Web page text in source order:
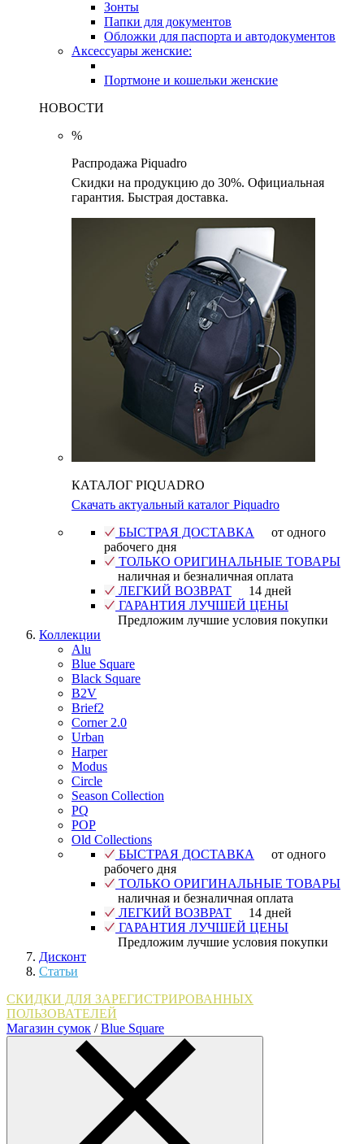
Зонты
Папки для документов
Обложки для паспорта и автодокументов
Аксессуары женские:
Портмоне и кошельки женские
НОВОСТИ
%
Распродажа Piquadro
Скидки на продукцию до 30%. Официальная
гарантия. Быстрая доставка.
КАТАЛОГ PIQUADRO
Скачать актуальный каталог Piquadro
БЫСТРАЯ ДОСТАВКА
от одного
рабочего дня
ТОЛЬКО ОРИГИНАЛЬНЫЕ ТОВАРЫ
наличная и безналичная оплата
ЛЕГКИЙ ВОЗВРАТ
14 дней
ГАРАНТИЯ ЛУЧШЕЙ ЦЕНЫ
Предложим лучшие условия покупки
Коллекции
Alu
Blue Square
Black Square
B2V
Brief2
Corner 2.0
Urban
Harper
Modus
Circle
Season Collection
PQ
POP
Old Collections
БЫСТРАЯ ДОСТАВКА
от одного
рабочего дня
ТОЛЬКО ОРИГИНАЛЬНЫЕ ТОВАРЫ
наличная и безналичная оплата
ЛЕГКИЙ ВОЗВРАТ
14 дней
ГАРАНТИЯ ЛУЧШЕЙ ЦЕНЫ
Предложим лучшие условия покупки
Дисконт
Статьи
СКИДКИ ДЛЯ ЗАРЕГИСТРИРОВАННЫХ
ПОЛЬЗОВАТЕЛЕЙ
Магазин сумок /Blue Square